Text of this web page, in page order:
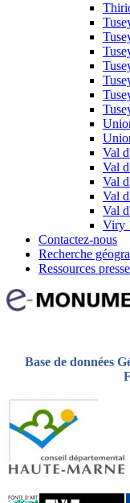
Val
Val
Val
Val
Val
Viry
Contactez-nous
Recherche
Ressources presse
Base de données